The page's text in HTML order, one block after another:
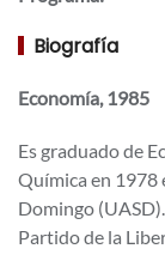
Biografía
Economía, 1985
Es graduado de
Química en 1978
Domingo
Partido de la